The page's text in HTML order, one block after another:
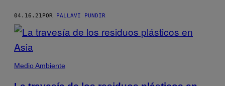
04.16.21POR PALLAVI PUNDIR
Medio Ambiente